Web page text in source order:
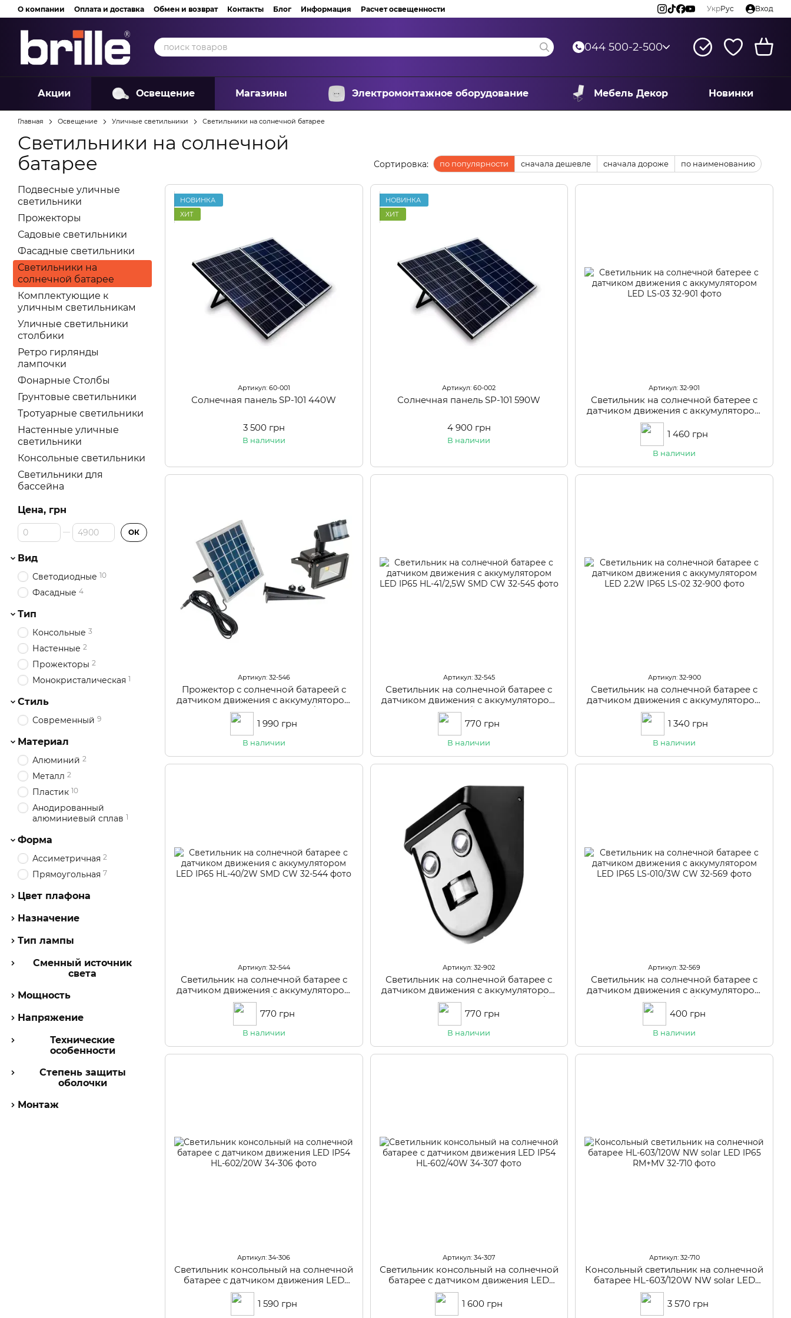
Перейти к основному контенту
О компании Оплата и доставка Обмен и возврат Контакты Блог Информация Расчет освещенности УкрРус Вход
044 500-2-500
Акции Освещение Магазины Электромонтажное оборудование Мебель Декор Новинки
Главная Освещение Уличные светильники Светильники на солнечной батарее
Светильники на солнечной
батарее
Сортировка: по популярности сначала дешевле сначала дороже по наименованию
НОВИНКА
ХИТ
Артикул: 60-001
Солнечная панель SP-101 440W
3 500 грн
В наличии
НОВИНКА
ХИТ
Артикул: 60-002
Солнечная панель SP-101 590W
4 900 грн
В наличии
Артикул: 32-901
Светильник на солнечной батерее с
датчиком движения с аккумулятором
LED LS-03
1 460 грн
В наличии
Артикул: 32-546
Прожектор с солнечной батареей с
датчиком движения с аккумулятором
LED уличный IP65 HL-42P/10W
1 990 грн
В наличии
Артикул: 32-545
Светильник на солнечной батарее с
датчиком движения с аккумулятором
LED IP65 HL-41/2,5W SMD CW
770 грн
В наличии
Артикул: 32-900
Светильник на солнечной батарее с
датчиком движения с аккумулятором
LED 2.2W IP65 LS-02
1 340 грн
В наличии
Артикул: 32-544
Светильник на солнечной батарее с
датчиком движения с аккумулятором
LED IP65 HL-40/2W SMD CW
770 грн
В наличии
Артикул: 32-902
Светильник на солнечной батарее с
датчиком движения с аккумулятором
LED 1.5W IP65 LS-04; Освітлення /
Світильники різні/Світильники на
акумуляторах
770 грн
В наличии
Артикул: 32-569
Светильник на солнечной батарее с
датчиком движения с аккумулятором
LED IP65 LS-010/3W CW
400 грн
В наличии
Артикул: 34-306
Светильник консольный на солнечной
батарее с датчиком движения LED
IP54 HL-602/20W
1 590 грн
Артикул: 34-307
Светильник консольный на солнечной
батарее с датчиком движения LED
IP54 HL-602/40W
1 600 грн
Артикул: 32-710
Консольный светильник на солнечной
батарее HL-603/120W NW solar LED
IP65 RM+MV
3 570 грн
Подвесные уличные
светильники
Прожекторы
Садовые светильники
Фасадные светильники
Светильники на
солнечной батарее
Комплектующие к
уличным светильникам
Уличные светильники
столбики
Ретро гирлянды
лампочки
Фонарные Столбы
Грунтовые светильники
Тротуарные светильники
Настенные уличные
светильники
Консольные светильники
Светильники для
бассейна
Цена, грн
От Цена, грн
До Цена, грн ОК
Вид
Светодиодные 10
Фасадные 4
Тип
Консольные 3
Настенные 2
Прожекторы 2
Монокристалическая 1
Стиль
Современный 9
Материал
Алюминий 2
Металл 2
Пластик 10
Анодированный
алюминиевый сплав 1
Форма
Ассиметричная 2
Прямоугольная 7
Цвет плафона
Назначение
Тип лампы
Сменный источник
света
Мощность
Напряжение
Технические
особенности
Степень защиты
оболочки
Монтаж